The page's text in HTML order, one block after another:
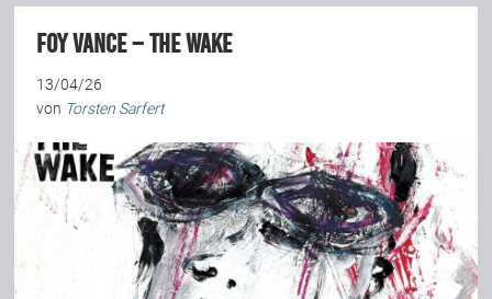
Foy Vance – The Wake
13/04/26
von Torsten Sarfert